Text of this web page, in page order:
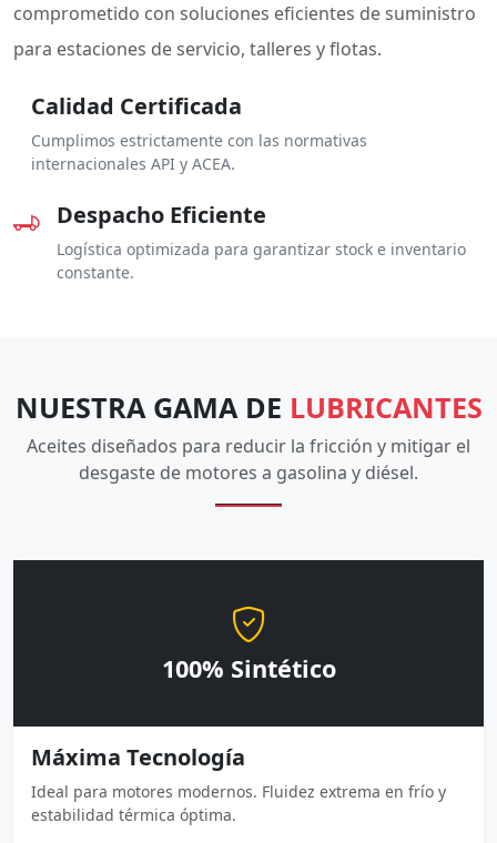
comprometido con soluciones eficientes de suministro
para estaciones de servicio, talleres y flotas.
Calidad Certificada
Cumplimos estrictamente con las normativas
internacionales API y ACEA.
Despacho Eficiente
Logística optimizada para garantizar stock e inventario
constante.
NUESTRA GAMA DE LUBRICANTES
Aceites diseñados para reducir la fricción y mitigar el
desgaste de motores a gasolina y diésel.
100% Sintético
Máxima Tecnología
Ideal para motores modernos. Fluidez extrema en frío y
estabilidad térmica óptima.